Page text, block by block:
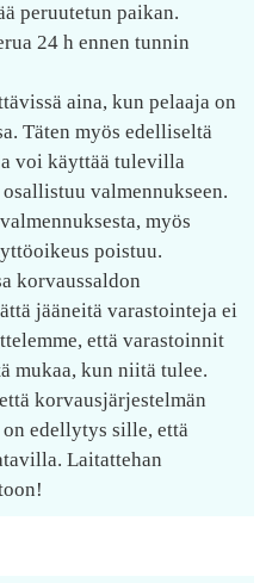
peruutetun paikan.
24 h ennen tunnin
aina, kun pelaaja on
Täten myös edelliseltä
voi käyttää tulevilla
valmennukseen.
myös
poistuu.
korvaussaldon
jääneitä varastointeja ei
että varastoinnit
mukaa, kun niitä tulee.
korvausjärjestelmän
edellytys sille, että
Laitattehan